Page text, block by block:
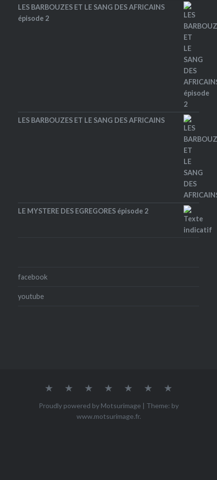
LES BARBOUZES ET LE SANG DES AFRICAINS
épisode 2
LES BARBOUZES ET LE SANG DES AFRICAINS
LE MYSTERE DES EGREGORES épisode 2
facebook
youtube
Accueil Qui
je
ACHETER
Mes
Mes
Mes
Proudly powered by Motsurimage | Theme: by
www.motsurimage.fr.